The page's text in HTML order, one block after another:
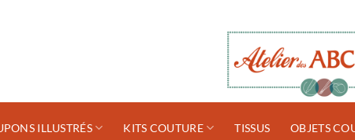
ILLUSTRÉS KITS COUTURE TISSUS OBJETS